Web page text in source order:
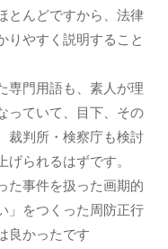
とんどですから、法律
りやすく説明すること
専門用語も、素人が理
っていて、目下、その
裁判所・検察庁も検討
られるはずです。
た事件を扱った画期的
」をつくった周防正行
良かったです